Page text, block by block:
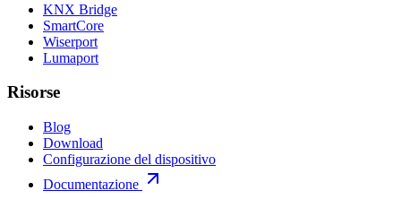
KNX Bridge
SmartCore
Wiserport
Lumaport
Risorse
Blog
Download
Configurazione del dispositivo
Documentazione